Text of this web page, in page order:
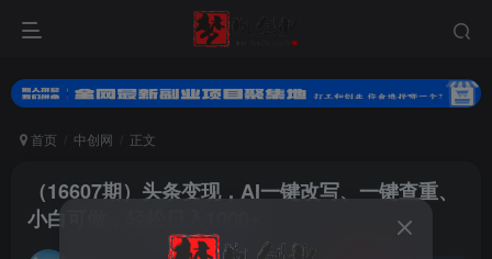
首页 中创网 正文
（16607期）头条变现，AI一键改写、一键查重、
小白可做，轻松日入1000+